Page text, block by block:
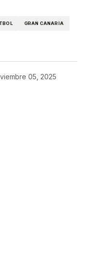
GRAN CANARIA
05, 2025